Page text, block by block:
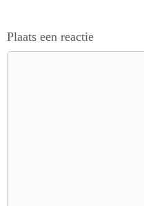
Plaats een reactie